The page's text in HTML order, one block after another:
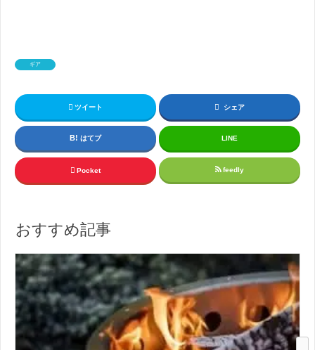
ギア
ツイート シェア
はてブ LINE
Pocket feedly
おすすめ記事